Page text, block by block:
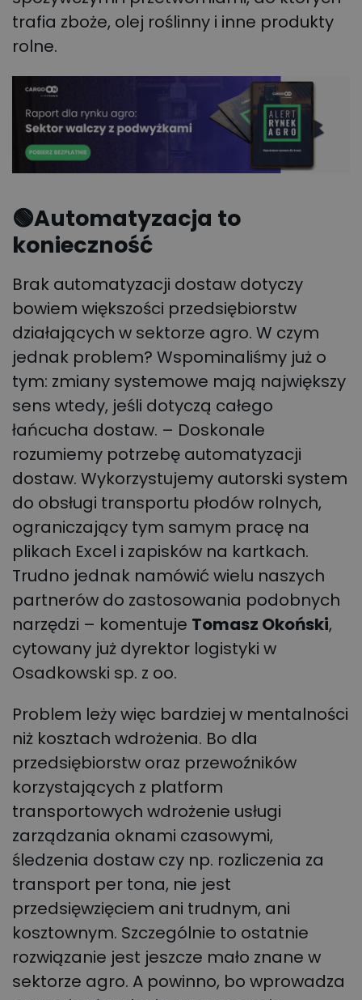
trafia zboże, olej roślinny i inne produkty
rolne.
🟢Automatyzacja to
konieczność
Brak automatyzacji dostaw dotyczy
bowiem większości przedsiębiorstw
działających w sektorze agro. W czym
jednak problem? Wspominaliśmy już o
tym: zmiany systemowe mają największy
sens wtedy, jeśli dotyczą całego
łańcucha dostaw. – Doskonale
rozumiemy potrzebę automatyzacji
dostaw. Wykorzystujemy autorski system
do obsługi transportu płodów rolnych,
ograniczający tym samym pracę na
plikach Excel i zapisków na kartkach.
Trudno jednak namówić wielu naszych
partnerów do zastosowania podobnych
narzędzi – komentuje Tomasz Okoński,
cytowany już dyrektor logistyki w
Osadkowski sp. z oo.
Problem leży więc bardziej w mentalności
niż kosztach wdrożenia. Bo dla
przedsiębiorstw oraz przewoźników
korzystających z platform
transportowych wdrożenie usługi
zarządzania oknami czasowymi,
śledzenia dostaw czy np. rozliczenia za
transport per tona, nie jest
przedsięwzięciem ani trudnym, ani
kosztownym. Szczególnie to ostatnie
rozwiązanie jest jeszcze mało znane w
sektorze agro. A powinno, bo wprowadza